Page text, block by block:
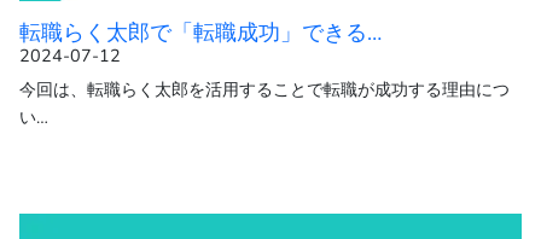
転職らく太郎で「転職成功」できる…
2024-07-12
今回は、転職らく太郎を活用することで転職が成功する理由につ
い…